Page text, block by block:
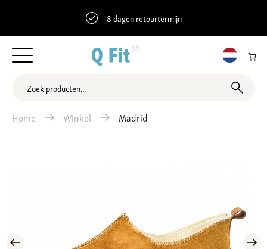
8 dagen retourtermijn
Home Winkel Madrid